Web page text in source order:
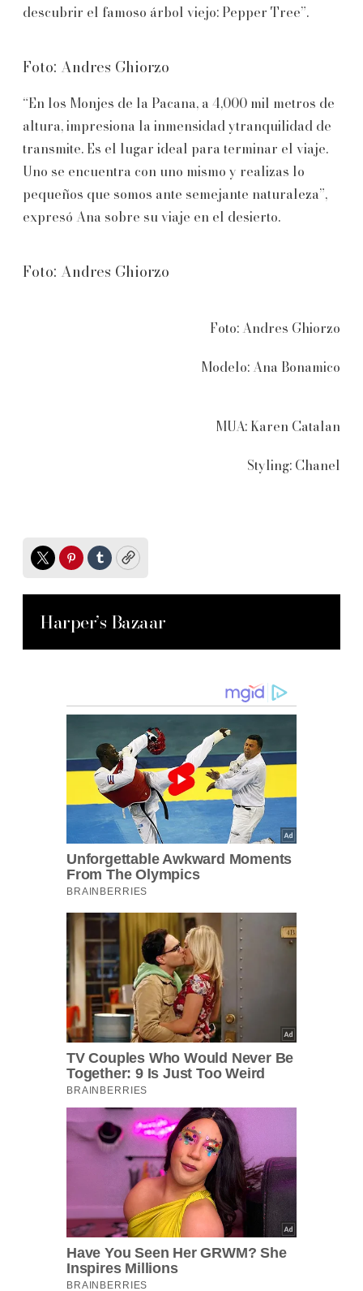
descubrir el famoso árbol viejo: Pepper Tree”.
Foto: Andres Ghiorzo
“En los Monjes de la Pacana, a 4,000 mil metros de
altura, impresiona la inmensidad ytranquilidad de
transmite. Es el lugar ideal para terminar el viaje.
Uno se encuentra con uno mismo y realizas lo
pequeños que somos ante semejante naturaleza”,
expresó Ana sobre su viaje en el desierto.
Foto: Andres Ghiorzo
Foto: Andres Ghiorzo
Modelo: Ana Bonamico
MUA: Karen Catalan
Styling: Chanel
TwitterPinterest
TumblrCopy
Harper’s Bazaar